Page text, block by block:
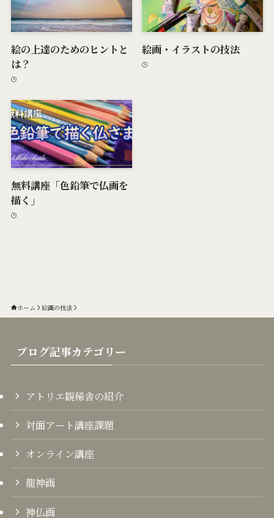
絵の上達のためのヒントと
は？
絵画・イラストの技法
無料講座「色鉛筆で仏画を
描く」
ホーム 絵画の技法
ブログ記事カテゴリー
アトリエ観稀舎の紹介
対面アート講座課題
オンライン講座
龍神画
神仏画